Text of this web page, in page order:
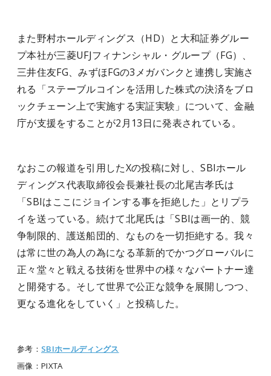
また野村ホールディングス（HD）と大和証券グルー
プ本社が三菱UFJフィナンシャル・グループ（FG）、
三井住友FG、みずほFGの3メガバンクと連携し実施さ
れる「ステーブルコインを活用した株式の決済をブロ
ックチェーン上で実施する実証実験」について、金融
庁が支援をすることが2月13日に発表されている。
なおこの報道を引用したXの投稿に対し、SBIホール
ディングス代表取締役会長兼社長の北尾吉孝氏は
「SBIはここにジョインする事を拒絶した」とリプラ
イを送っている。続けて北尾氏は「SBIは画一的、競
争制限的、護送船団的、なものを一切拒絶する。我々
は常に世の為人の為になる革新的でかつグローバルに
正々堂々と戦える技術を世界中の様々なパートナー達
と開発する。そして世界で公正な競争を展開しつつ、
更なる進化をしていく」と投稿した。
参考： SBIホールディングス
画像：PIXTA